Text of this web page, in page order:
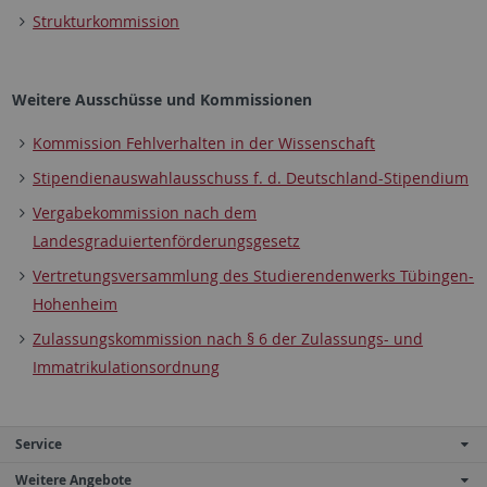
Strukturkommission
Weitere Ausschüsse und Kommissionen
Kommission Fehlverhalten in der Wissenschaft
Stipendienauswahlausschuss f. d. Deutschland-Stipendium
Vergabekommission nach dem
Landesgraduiertenförderungsgesetz
Vertretungsversammlung des Studierendenwerks Tübingen-
Hohenheim
Zulassungskommission nach § 6 der Zulassungs- und
Immatrikulationsordnung
Service
Weitere Angebote